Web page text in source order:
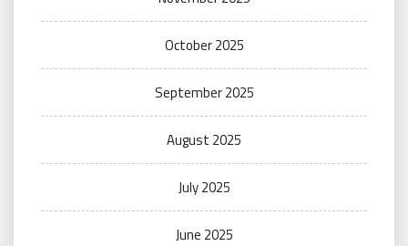
October 2025
September 2025
August 2025
July 2025
June 2025